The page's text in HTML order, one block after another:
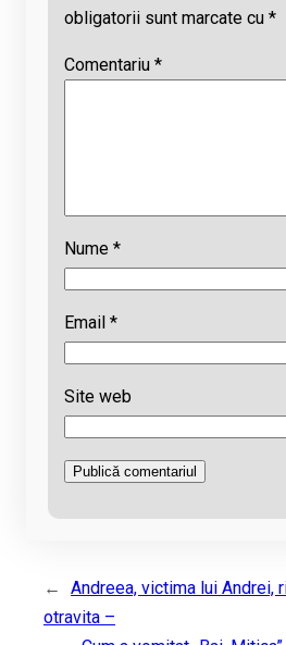
obligatorii sunt marcate cu *
Comentariu *
Nume *
Email *
Site web
←
Andreea, victima lui Andrei,
otravita –